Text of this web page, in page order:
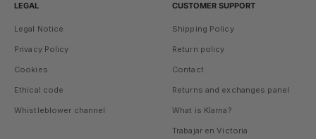
LEGAL
Legal Notice
Privacy Policy
Cookies
Ethical code
Whistleblower channel
CUSTOMER SUPPORT
Shipping Policy
Return policy
Contact
Returns and exchanges panel
What is Klarna?
Trabajar en Victoria